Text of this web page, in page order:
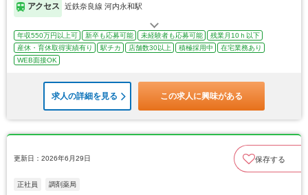
アクセス 近鉄奈良線 河内永和駅
年収550万円以上可 新卒も応募可能 未経験者も応募可能
残業月10ｈ以下
産休・育休取得実績有り
駅チカ 店舗数30以上 積極採用中
在宅業務あり
WEB面接OK
求人の詳細を見る この求人に興味がある
更新日：2026年6月29日 保存する
正社員 調剤薬局